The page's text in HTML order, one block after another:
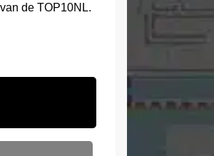
de TOP10NL.